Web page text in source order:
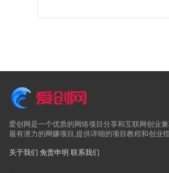
爱创网是一个优质的网络项目分享和互联网创业
最有潜力的网赚项目,提供详细的项目教程和创业
关于我们 免责申明 联系我们